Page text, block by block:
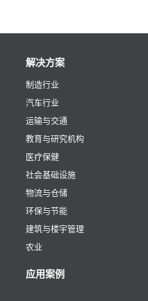
解决方案
制造行业
汽车行业
运输与交通
教育与研究机构
医疗保健
社会基础设施
物流与仓储
环保与节能
建筑与楼宇管理
农业
应用案例